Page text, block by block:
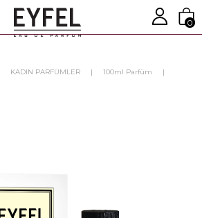
0
KADIN PARFÜMLER 100ml Parfüm